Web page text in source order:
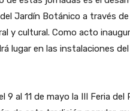
Jardín Botánico a través
y cultural. Como acto
lugar en las instalaciones
9 al 11 de mayo la III Feria